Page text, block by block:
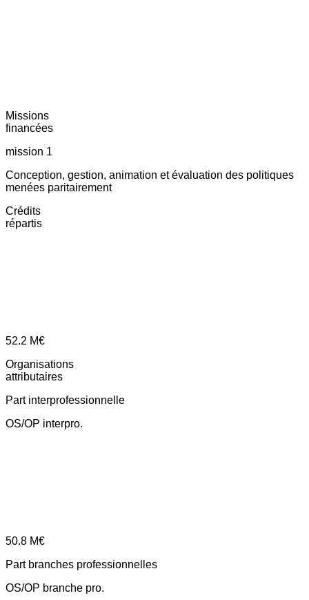
Missions
financées
mission 1
Conception, gestion, animation et évaluation des politiques
menées paritairement
Crédits
répartis
52.2 M€
Organisations
attributaires
Part interprofessionnelle
OS/OP interpro.
50.8 M€
Part branches professionnelles
OS/OP branche pro.